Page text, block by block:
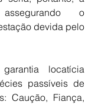
o
devida pelo
passíveis de
Caução, Fiança,